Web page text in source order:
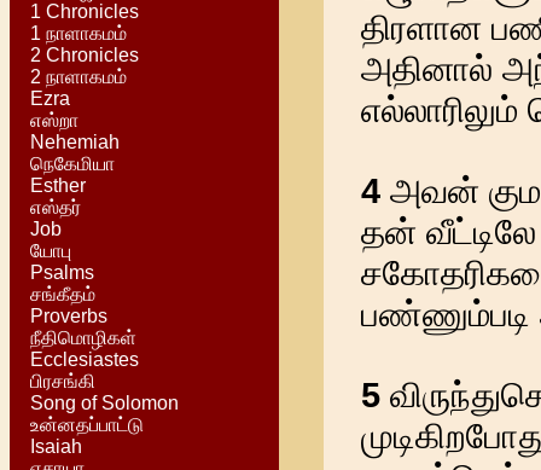
1 Chronicles
1 நாளாகமம்
2 Chronicles
2 நாளாகமம்
Ezra
எஸ்றா
Nehemiah
நெகேமியா
Esther
எஸ்தர்
Job
யோபு
Psalms
சங்கீதம்
Proverbs
நீதிமொழிகள்
Ecclesiastes
பிரசங்கி
Song of Solomon
உன்னதப்பாட்டு
Isaiah
திரளான
அதினால்
எல்லாரிலும்
4 அவன்
தன் வீட்டிலே
5